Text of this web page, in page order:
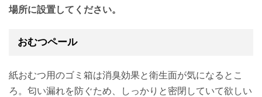
場所に設置してください。
おむつペール
紙おむつ用のゴミ箱は消臭効果と衛生面が気になるとこ
ろ。匂い漏れを防ぐため、しっかりと密閉していて欲しい